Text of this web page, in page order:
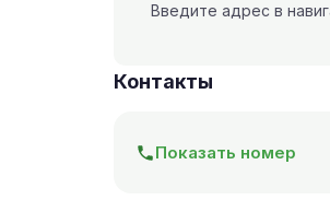
Введите адрес в
Контакты
Показать номер